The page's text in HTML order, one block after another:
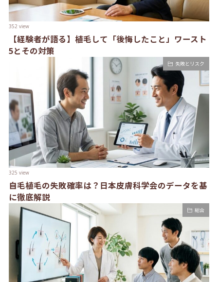
352 view
【経験者が語る】植毛して「後悔したこと」ワースト
5とその対策
失敗とリスク
325 view
自毛植毛の失敗確率は？日本皮膚科学会のデータを基
に徹底解説
総合